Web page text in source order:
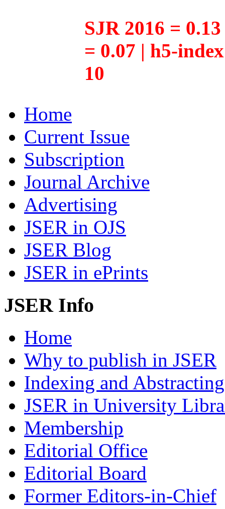
SJR 2016 =
= 0.07 | h5-
10
Home
Current Issue
Subscription
Journal Archive
Advertising
JSER in OJS
JSER Blog
JSER in ePrints
JSER Info
Home
Why to publish in JSER
Indexing and Abstracting
JSER in University
Membership
Editorial Office
Editorial Board
Former Editors-in-Chief